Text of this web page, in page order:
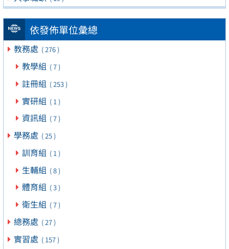
依發佈單位彙總
教務處 ( 276 )
教學組 ( 7 )
註冊組 ( 253 )
實研組 ( 1 )
資訊組 ( 7 )
學務處 ( 25 )
訓育組 ( 1 )
生輔組 ( 8 )
體育組 ( 3 )
衛生組 ( 7 )
總務處 ( 27 )
實習處 ( 157 )